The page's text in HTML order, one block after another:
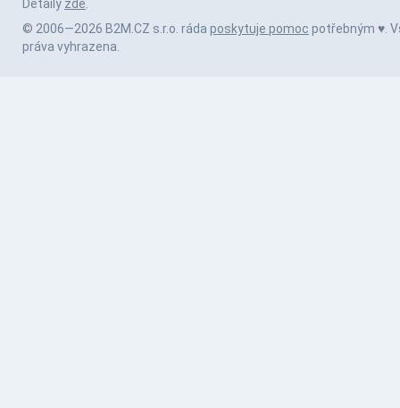
Detaily zde
© 2006—2026 B2M.CZ s.r.o. ráda poskytuje pomoc potřebným ♥️.
práva vyhrazena.